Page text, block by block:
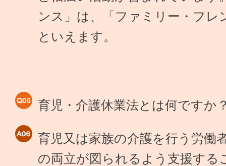
ンス」は、「ファミリー・フレ
といえます。
育児・介護休業法とは何ですか
育児又は家族の介護を行う労働
の両立が図られるよう支援する